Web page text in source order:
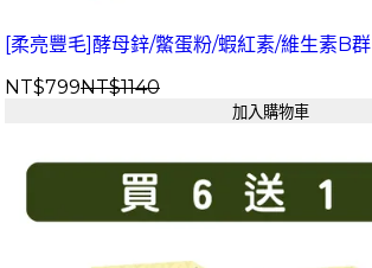
[柔亮豐毛]酵母鋅/鱉蛋粉/蝦紅素/維生素B群
NT$799NT$1140
加入購物車